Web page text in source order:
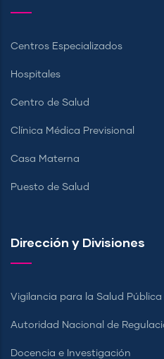
Centros Especializados
Hospitales
Centro de Salud
Clínica Médica Previsional
Casa Materna
Puesto de Salud
Dirección y Divisiones
Vigilancia para la Salud Pública
Autoridad Nacional de
Docencia e Investigación